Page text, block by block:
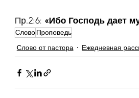
Пр.2:6: «Ибо Господь дает
СловоПроповедь
Слово от пастора
Ежедневная